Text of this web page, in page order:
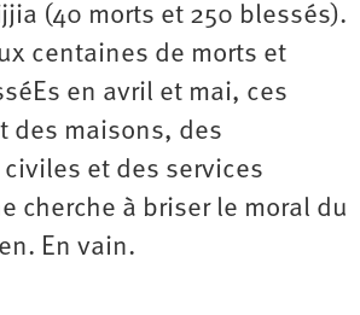
(40 morts et 250 blessés).
centaines de morts et
en avril et mai, ces
des maisons, des
et des services
cherche à briser le moral du
En vain.